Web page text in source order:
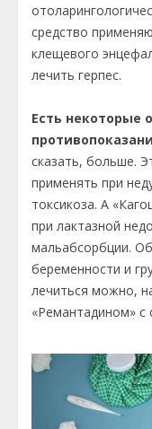
средство
клещевого
лечить герпес.
Есть некоторые
сказать, больше.
применять при
токсикоза. А
при лактазной
мальабсорбции.
беременности и
лечиться можно,
«Ремантадином» с